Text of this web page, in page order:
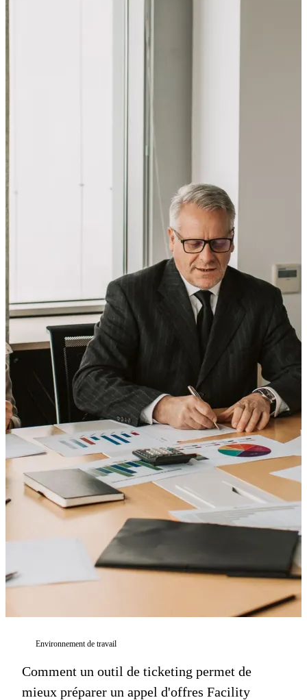
Environnement de travail
Comment un outil de ticketing permet de
mieux préparer un appel d'offres Facility